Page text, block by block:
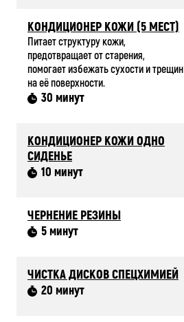
КОНДИЦИОНЕР КОЖИ (5 МЕСТ)
Питает структуру кожи,
предотвращает от старения,
помогает избежать сухости и трещин
на её поверхности.
30 минут
КОНДИЦИОНЕР КОЖИ ОДНО
СИДЕНЬЕ
10 минут
ЧЕРНЕНИЕ РЕЗИНЫ
5 минут
ЧИСТКА ДИСКОВ СПЕЦХИМИЕЙ
20 минут